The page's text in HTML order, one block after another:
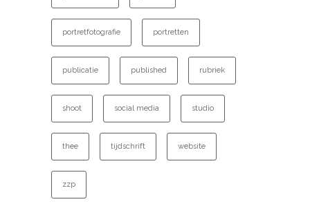
portretfotografie portretten
publicatie published rubriek
shoot social media studio
thee tijdschrift website
zzp